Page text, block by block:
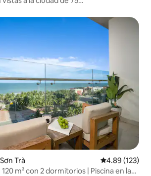
Trà Calificación
4.89 (123)
m² con 2 dormitorios | Piscina en la